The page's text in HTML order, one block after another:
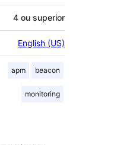
4 ou superior
English (US)
apm beacon
monitoring